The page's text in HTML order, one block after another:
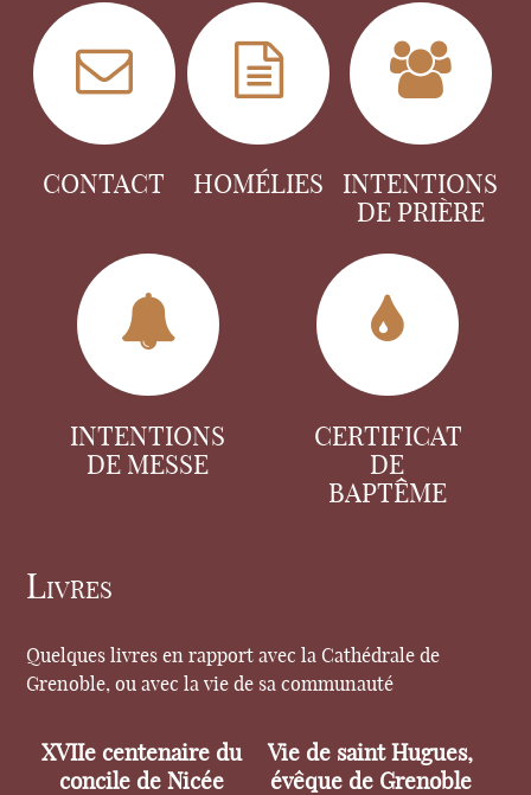
CONTACT HOMÉLIES
INTENTIONS
DE PRIÈRE
INTENTIONS
DE MESSE
CERTIFICAT
DE
BAPTÊME
Livres
Quelques livres en rapport avec la Cathédrale de
Grenoble, ou avec la vie de sa communauté
XVIIe centenaire du
concile de Nicée
Vie de saint Hugues,
évêque de Grenoble